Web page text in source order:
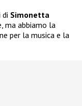
di Simonetta
ma abbiamo la
per la musica e la